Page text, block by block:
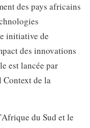
des pays africains
initiative de
des innovations
est lancée par
de la